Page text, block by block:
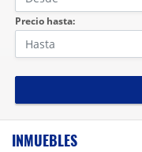
Precio hasta:
INMUEBLES